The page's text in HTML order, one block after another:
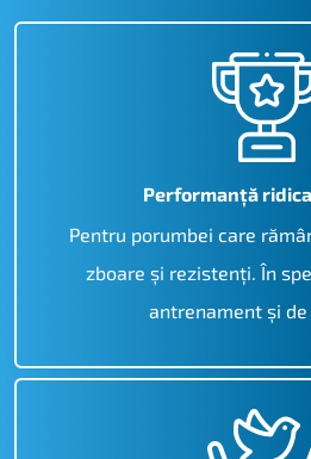
Performanță
Pentru porumbei care
zboare și rezistenți. În
antrenament și de